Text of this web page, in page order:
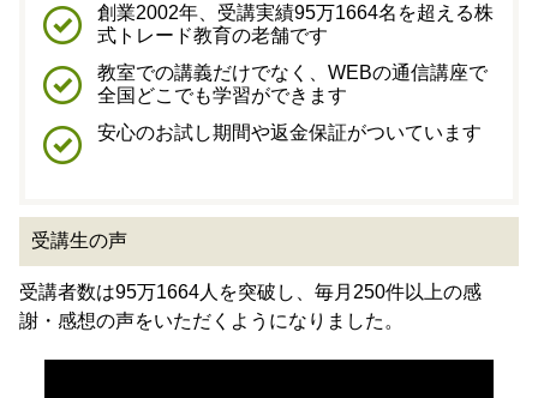
創業2002年、受講実績95万1664名を超える株
式トレード教育の老舗です
教室での講義だけでなく、WEBの通信講座で
全国どこでも学習ができます
安心のお試し期間や返金保証がついています
受講生の声
受講者数は95万1664人を突破し、毎月250件以上の感
謝・感想の声をいただくようになりました。